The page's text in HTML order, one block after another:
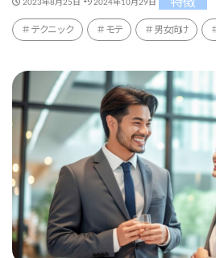
2023年8月25日 2024年10月29日
テクニック モテ 男女向け